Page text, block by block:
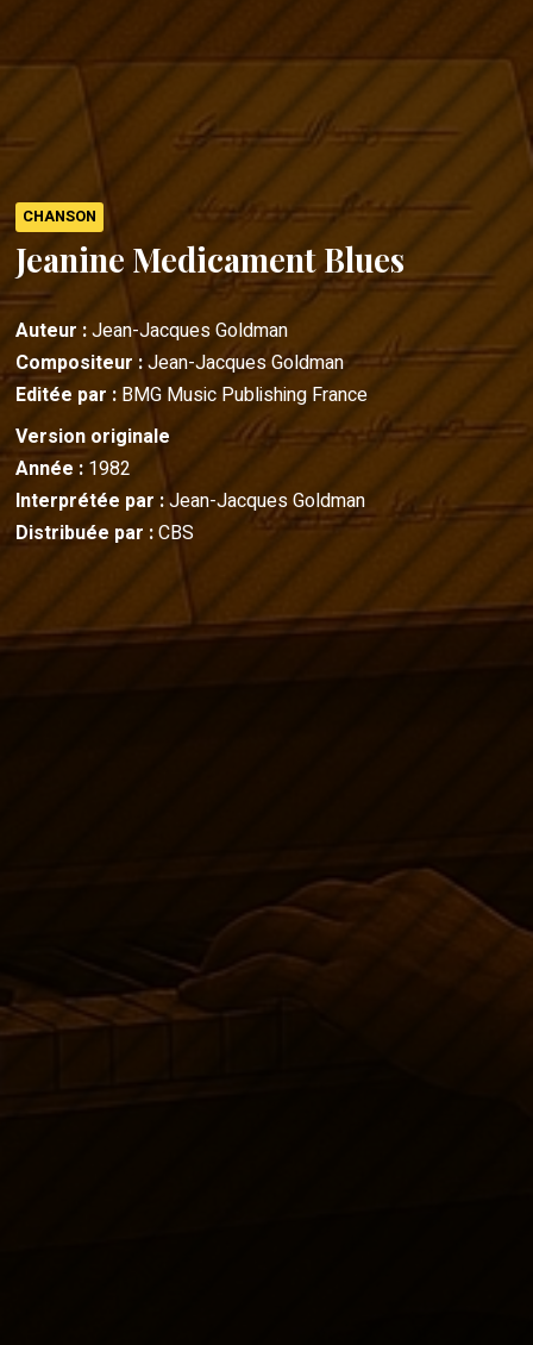
CHANSON
Jeanine Medicament Blues
Auteur :Jean-Jacques Goldman
Compositeur :Jean-Jacques Goldman
Editée par :BMG Music Publishing France
Version originale
Année :1982
Interprétée par :Jean-Jacques Goldman
Distribuée par :CBS